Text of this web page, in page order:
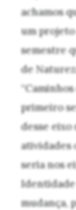
achamos
um projeto
semestre
de
primeiro
desse eixo
atividades
seria nos
Identidade
mudança,